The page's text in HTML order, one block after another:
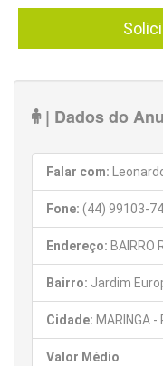
| Dados do
Falar com: Leonardo
Fone: (44) 99103-
Endereço: BAIRRO
Bairro: Jardim
Cidade: MARINGA -
Valor Médio